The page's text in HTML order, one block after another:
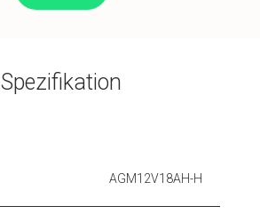
Spezifikation
AGM12V18AH-H